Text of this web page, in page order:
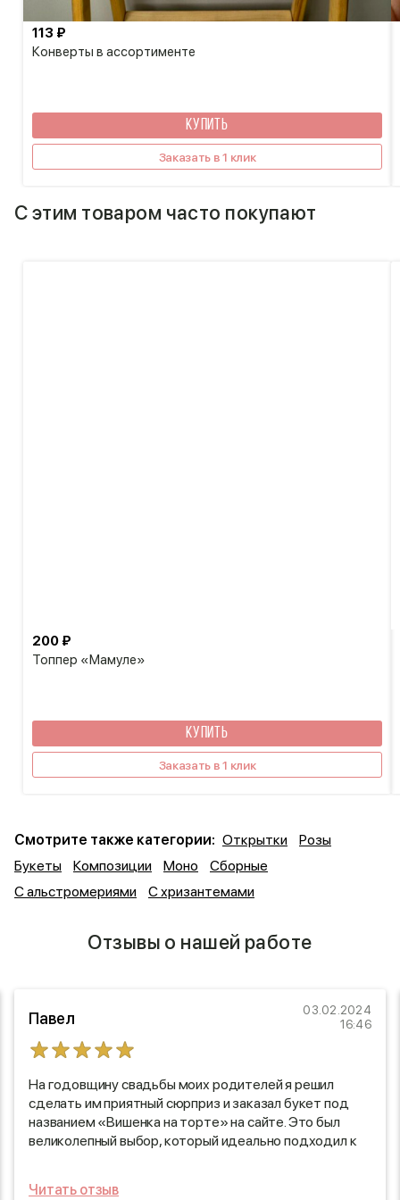
Конверты в ассортименте
113 ₽
КУПИТЬ
Заказать в 1 клик
С этим товаром часто покупают
Топпер «Мамуле»
200 ₽
КУПИТЬ
Заказать в 1 клик
Смотрите также категории: Открытки
Розы
Букеты
Композиции Моно
Сборные
С альстромериями
С хризантемами
Отзывы о нашей работе
Павел
03.02.2024
16:46
На годовщину свадьбы моих родителей я решил
сделать им приятный сюрприз и заказал букет под
названием «Вишенка на торте» на сайте. Это был
великолепный выбор, который идеально подходил к
Читать отзыв